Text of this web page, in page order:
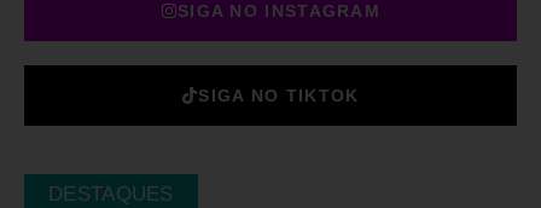
SIGA NO INSTAGRAM
SIGA NO TIKTOK
DESTAQUES